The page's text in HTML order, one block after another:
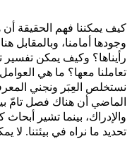
كيف يمكننا فهم الحقيقة
وجودها أمامنا، وبالمقابل
رأيناها؟ وكيف يمكن
تعاملنا معها؟ ما هي
نستخلص العِبَر ونجني
الماضي أن هناك فصل تامّ
والإدراك، بينما تشير
تحديد ما نراه في بيئتنا. لا